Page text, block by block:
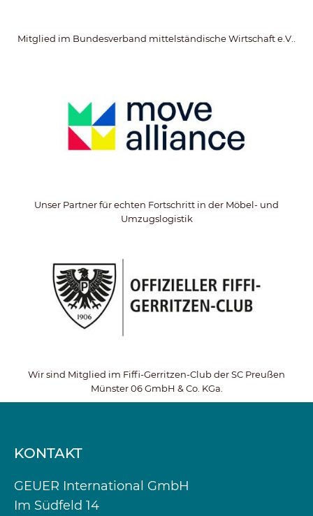
Mitglied im Bundesverband mittelständische Wirtschaft e.V..
Unser Partner für echten Fortschritt in der Möbel- und
Umzugslogistik
Wir sind Mitglied im Fiffi-Gerritzen-Club der SC Preußen
Münster 06 GmbH & Co. KGa.
KONTAKT
GEUER International GmbH
Im Südfeld 14